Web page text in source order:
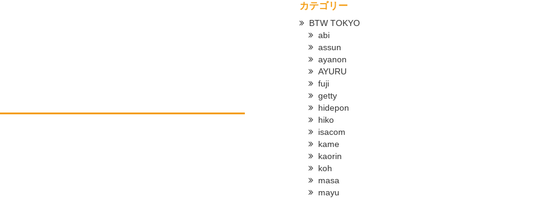
カテゴリー
BTW TOKYO
abi
assun
ayanon
AYURU
fuji
getty
hidepon
hiko
isacom
kame
kaorin
koh
masa
mayu